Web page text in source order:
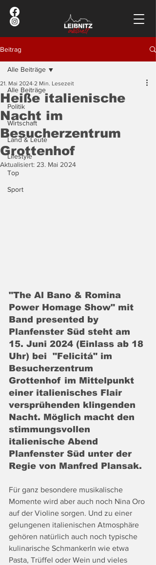
Beitrag
Alle Beiträge
Politik
Wirtschaft
Land & Leute
Lifestyle
Top
Sport
Alle Beiträge
Heiße italienische
Nacht im
Besucherzentrum
Grottenhof
21. Mai 2024 2 Min. Lesezeit
Aktualisiert: 23. Mai 2024
"The Al Bano & Romina
Power Homage Show" mit
Band presented by
Planfenster Süd steht am
15. Juni 2024 (Einlass ab 18
Uhr) bei  "Felicitá" im
Besucherzentrum
Grottenhof im Mittelpunkt
einer italienisches Flair
versprühenden klingenden
Nacht. Möglich macht den
stimmungsvollen
italienische Abend
Planfenster Süd unter der
Regie von Manfred Plansak.
Für ganz besondere musikalische
Momente wird aber auch noch Nina Oro
auf der Violine sorgen. Und zu einer
gelungenen italienischen Atmosphäre
gehören natürlich auch noch typische
kulinarische Schmankerln wie etwa
Pasta, Trüffel oder Wein und vieles